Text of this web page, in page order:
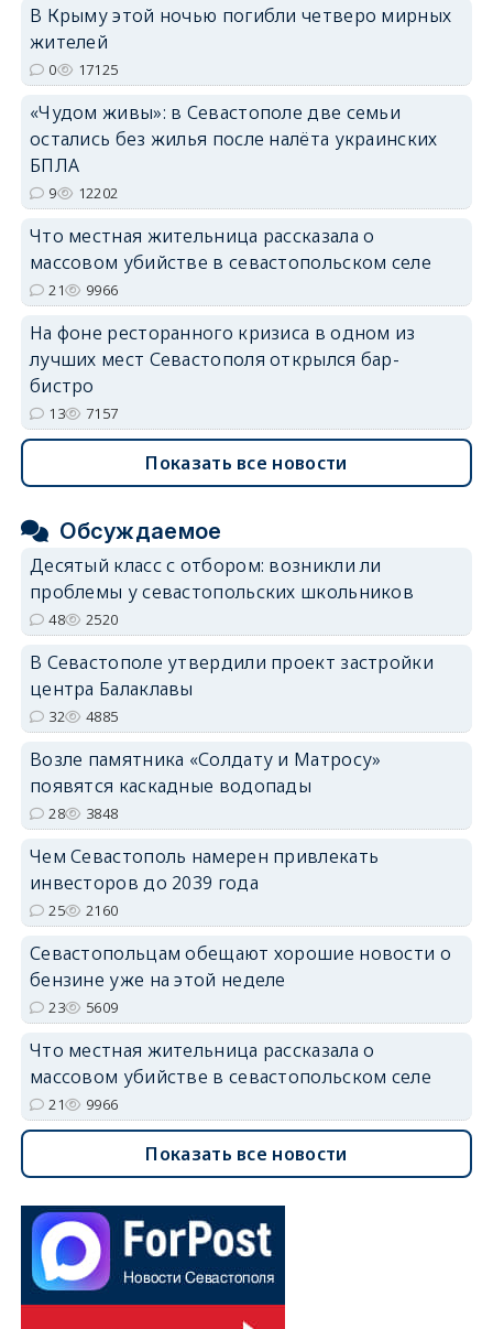
В Крыму этой ночью погибли четверо мирных
жителей
0 17125
«Чудом живы»: в Севастополе две семьи
остались без жилья после налёта украинских
БПЛА
9 12202
Что местная жительница рассказала о
массовом убийстве в севастопольском селе
21 9966
На фоне ресторанного кризиса в одном из
лучших мест Севастополя открылся бар-
бистро
13 7157
Показать все новости
Обсуждаемое
Десятый класс с отбором: возникли ли
проблемы у севастопольских школьников
48 2520
В Севастополе утвердили проект застройки
центра Балаклавы
32 4885
Возле памятника «Солдату и Матросу»
появятся каскадные водопады
28 3848
Чем Севастополь намерен привлекать
инвесторов до 2039 года
25 2160
Севастопольцам обещают хорошие новости о
бензине уже на этой неделе
23 5609
Что местная жительница рассказала о
массовом убийстве в севастопольском селе
21 9966
Показать все новости